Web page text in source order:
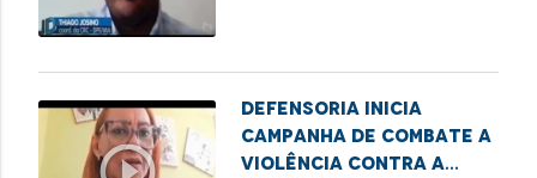
Defensoria inicia
Campanha de Combate a
Violência Contra a